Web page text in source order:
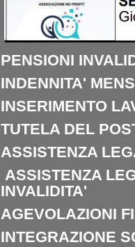
PENSIONI
INDENNITA'
INSERIMENTO
TUTELA DEL
ASSISTENZA
ASSISTENZA
INVALIDITA'
AGEVOLAZIONI
INTEGRAZIONE